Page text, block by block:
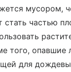
мусором,
частью
того, опавшие
для